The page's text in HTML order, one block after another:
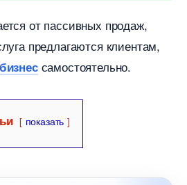
от пассивных продаж,
предлагаются клиентам,
изнессамостоятельно.
показать